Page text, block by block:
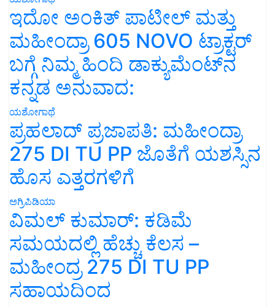
ಇದೋ ಅಂಕಿತ್ ಪಾಟೀಲ್ ಮತ್ತು
ಮಹೀಂದ್ರಾ 605 NOVO ಟ್ರಾಕ್ಟರ್
ಬಗ್ಗೆ ನಿಮ್ಮ ಹಿಂದಿ ಡಾಕ್ಯುಮೆಂಟ್‌ನ
ಕನ್ನಡ ಅನುವಾದ:
ಯಶೋಗಾಥೆ
ಪ್ರಹಲಾದ್ ಪ್ರಜಾಪತಿ: ಮಹೀಂದ್ರಾ
275 DI TU PP ಜೊತೆಗೆ ಯಶಸ್ಸಿನ
ಹೊಸ ಎತ್ತರಗಳಿಗೆ
ಅಗ್ರಿಪಿಡಿಯಾ
ವಿಮಲ್ ಕುಮಾರ್: ಕಡಿಮೆ
ಸಮಯದಲ್ಲಿ ಹೆಚ್ಚು ಕೆಲಸ –
ಮಹೀಂದ್ರ 275 DI TU PP
ಸಹಾಯದಿಂದ